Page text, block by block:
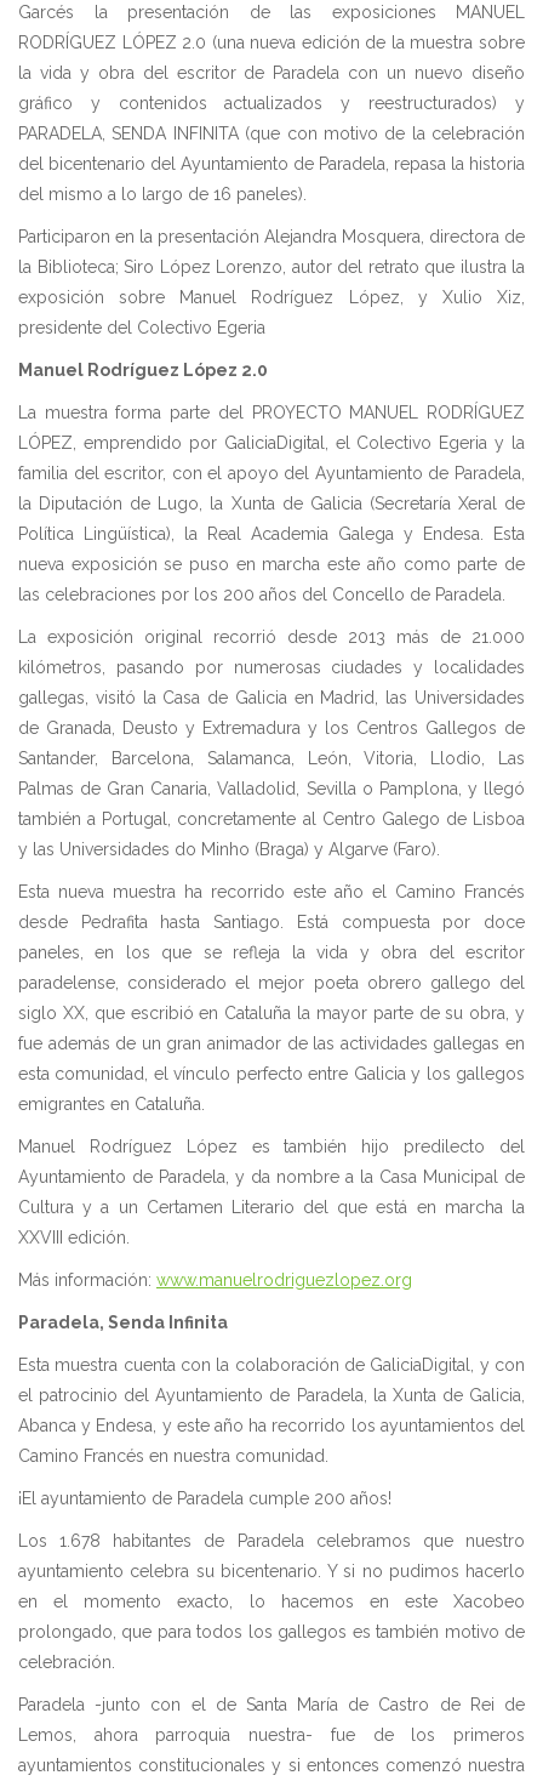
Garcés la presentación de las exposiciones MANUEL
RODRÍGUEZ LÓPEZ 2.0 (una nueva edición de la muestra sobre
la vida y obra del escritor de Paradela con un nuevo diseño
gráfico y contenidos actualizados y reestructurados) y
PARADELA, SENDA INFINITA (que con motivo de la celebración
del bicentenario del Ayuntamiento de Paradela, repasa la historia
del mismo a lo largo de 16 paneles).
Participaron en la presentación Alejandra Mosquera, directora de
la Biblioteca; Siro López Lorenzo, autor del retrato que ilustra la
exposición sobre Manuel Rodríguez López, y Xulio Xiz,
presidente del Colectivo Egeria
Manuel Rodríguez López 2.0
La muestra forma parte del PROYECTO MANUEL RODRÍGUEZ
LÓPEZ, emprendido por GaliciaDigital, el Colectivo Egeria y la
familia del escritor, con el apoyo del Ayuntamiento de Paradela,
la Diputación de Lugo, la Xunta de Galicia (Secretaría Xeral de
Política Lingüística), la Real Academia Galega y Endesa. Esta
nueva exposición se puso en marcha este año como parte de
las celebraciones por los 200 años del Concello de Paradela.
La exposición original recorrió desde 2013 más de 21.000
kilómetros, pasando por numerosas ciudades y localidades
gallegas, visitó la Casa de Galicia en Madrid, las Universidades
de Granada, Deusto y Extremadura y los Centros Gallegos de
Santander, Barcelona, Salamanca, León, Vitoria, Llodio, Las
Palmas de Gran Canaria, Valladolid, Sevilla o Pamplona, y llegó
también a Portugal, concretamente al Centro Galego de Lisboa
y las Universidades do Minho (Braga) y Algarve (Faro).
Esta nueva muestra ha recorrido este año el Camino Francés
desde Pedrafita hasta Santiago. Está compuesta por doce
paneles, en los que se refleja la vida y obra del escritor
paradelense, considerado el mejor poeta obrero gallego del
siglo XX, que escribió en Cataluña la mayor parte de su obra, y
fue además de un gran animador de las actividades gallegas en
esta comunidad, el vínculo perfecto entre Galicia y los gallegos
emigrantes en Cataluña.
Manuel Rodríguez López es también hijo predilecto del
Ayuntamiento de Paradela, y da nombre a la Casa Municipal de
Cultura y a un Certamen Literario del que está en marcha la
XXVIII edición.
Más información: www.manuelrodriguezlopez.org
Paradela, Senda Infinita
Esta muestra cuenta con la colaboración de GaliciaDigital, y con
el patrocinio del Ayuntamiento de Paradela, la Xunta de Galicia,
Abanca y Endesa, y este año ha recorrido los ayuntamientos del
Camino Francés en nuestra comunidad.
¡El ayuntamiento de Paradela cumple 200 años!
Los 1.678 habitantes de Paradela celebramos que nuestro
ayuntamiento celebra su bicentenario. Y si no pudimos hacerlo
en el momento exacto, lo hacemos en este Xacobeo
prolongado, que para todos los gallegos es también motivo de
celebración.
Paradela -junto con el de Santa María de Castro de Rei de
Lemos, ahora parroquia nuestra- fue de los primeros
ayuntamientos constitucionales y si entonces comenzó nuestra